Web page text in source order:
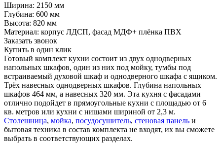
Ширина: 2150 мм
Глубина: 600 мм
Высота: 820 мм
Материал: корпус ЛДСП, фасад МДФ+ плёнка ПВХ
Заказать звонок
Купить в один клик
Готовый комплект кухни состоит из двух однодверных
напольных шкафов, один из них под мойку, тумбы под
встраиваемый духовой шкаф и однодверного шкафа с ящиком.
Трёх навесных однодверных шкафов. Глубина напольных
шкафов 464 мм, а навесных 320 мм. Эта кухня с фасадами
отлично подойдет в прямоугольные кухни с площадью от 6
кв. метров или кухни с нишами шириной от 2,3 м.
Столешница, мойка, посудосушитель, стеновая панель и
бытовая техника в состав комплекта не входят, их вы сможете
выбрать в соответствующих разделах.